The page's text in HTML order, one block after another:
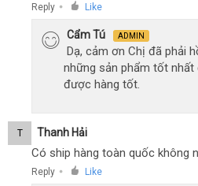
hảo
chuẩn
girl
xinh
đẹp.
Reply ● Like
Cẩm Tú ADMIN
Dạ, cảm ơn Chị đã phải
những sản phẩm tốt nhất
được hàng tốt.
T Thanh Hải
Có ship hàng toàn quốc không
Reply ● Like